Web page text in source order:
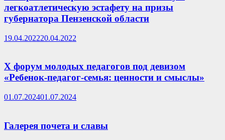
легкоатлетическую эстафету на призы
губернатора Пензенской области
19.04.202220.04.2022
X форум молодых педагогов под девизом
«Ребенок-педагог-семья: ценности и смыслы»
01.07.202401.07.2024
Галерея почета и славы